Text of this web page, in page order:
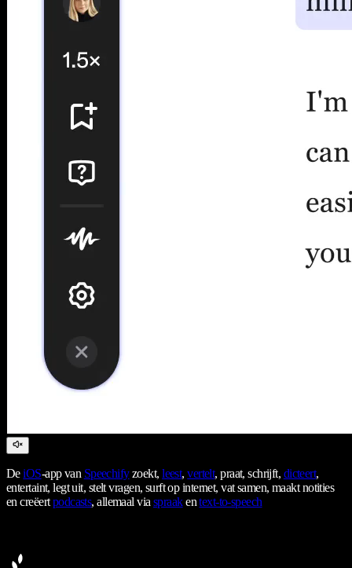
DeiOS-app van Speechifyzoekt,leest,vertelt, praat, schrijft, dicteert,
entertaint, legt uit, stelt vragen, surft op internet, vat samen, maakt notities
en creëertpodcasts, allemaal viaspraakentext-to-speech